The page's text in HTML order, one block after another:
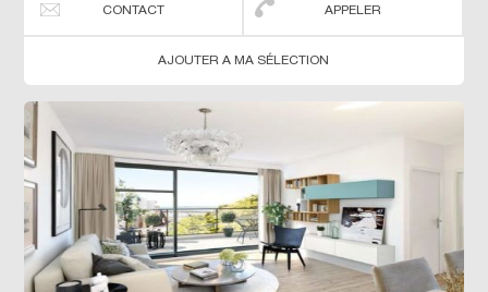
CONTACT APPELER
AJOUTER A MA SÉLECTION